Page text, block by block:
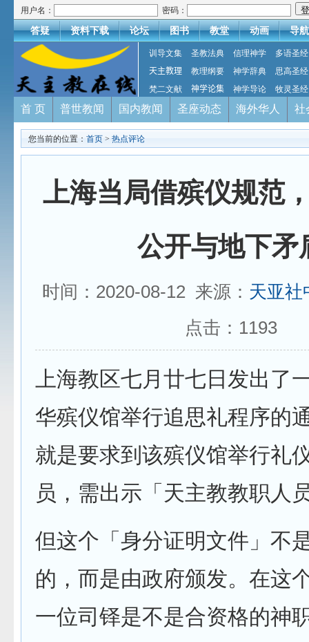
用户名： 密码：
答疑 资料下载 论坛 图书 教堂 动画 导航
训导文集 圣教法典 信理神学
多语圣经
天主教理
教理纲要 神学辞典
思高圣经
梵二文献
神学论集 神学导论 牧灵圣经
首 页 普世教闻 国内教闻 圣座动态 海外华人 社
您当前的位置： 首页 > 热点评论
上海当局借殡仪规范
公开与地下矛
时间：2020-08-12 来源： 天亚社
点击： 1193
上海教区七月廿七日发出了
华殡仪馆举行追思礼程序的
就是要求到该殡仪馆举行礼
员，需出示「天主教教职人
但这个「身分证明文件」不
的，而是由政府颁发。在这
一位司铎是不是合资格的神